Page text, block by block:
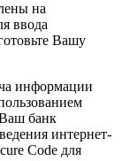
на
ввода
Вашу
информации
банк
интернет-
Code для